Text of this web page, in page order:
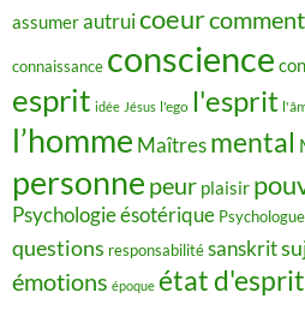
assumerautruicoeur
connaissance conscience
esprit idée Jésus l'ego l'esprit
l’homme Maîtres mental
personne peur plaisir
Psychologie ésotérique
questions responsabilitésanskrit
émotions époque état d'esprit